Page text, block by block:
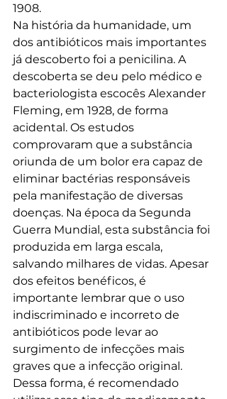
1908.
Na história da humanidade, um
dos antibióticos mais importantes
já descoberto foi a penicilina. A
descoberta se deu pelo médico e
bacteriologista escocês Alexander
Fleming, em 1928, de forma
acidental. Os estudos
comprovaram que a substância
oriunda de um bolor era capaz de
eliminar bactérias responsáveis
pela manifestação de diversas
doenças. Na época da Segunda
Guerra Mundial, esta substância foi
produzida em larga escala,
salvando milhares de vidas. Apesar
dos efeitos benéficos, é
importante lembrar que o uso
indiscriminado e incorreto de
antibióticos pode levar ao
surgimento de infecções mais
graves que a infecção original.
Dessa forma, é recomendado